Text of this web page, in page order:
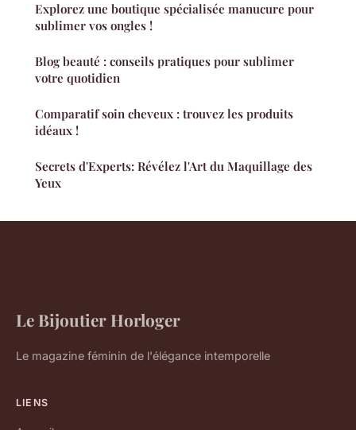
Explorez une boutique spécialisée manucure pour
sublimer vos ongles !
Blog beauté : conseils pratiques pour sublimer
votre quotidien
Comparatif soin cheveux : trouvez les produits
idéaux !
Secrets d'Experts: Révélez l'Art du Maquillage des
Yeux
Le Bijoutier Horloger
Le magazine féminin de l'élégance intemporelle
LIENS